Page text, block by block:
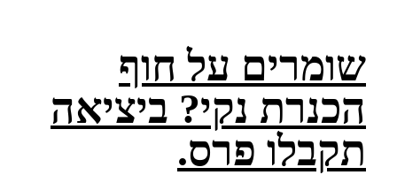
שומרים על חוף
הכנרת נקי? ביציאה
תקבלו פרס.